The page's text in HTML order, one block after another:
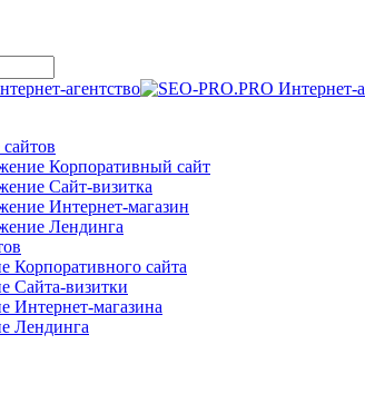
Корпоративный сайт
Сайт-визитка
Интернет-магазин
Лендинга
Корпоративного сайта
Сайта-визитки
Интернет-магазина
Лендинга